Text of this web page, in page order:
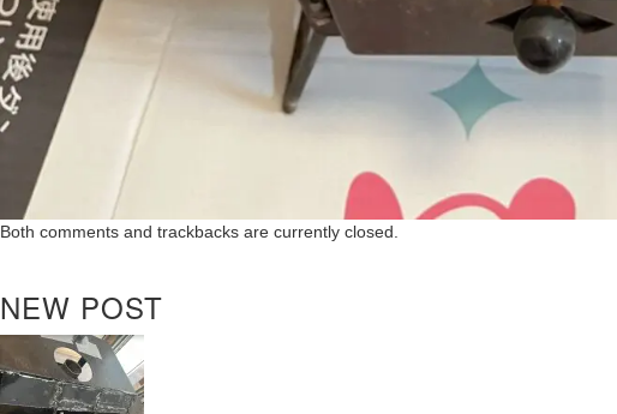
Both comments and trackbacks are currently closed.
NEW POST